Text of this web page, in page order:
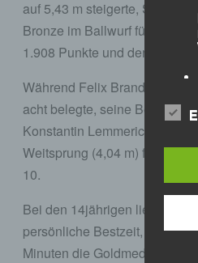
auf 5,43 m steigerte, Silber im
Bronze im Ballwurf für seine
1.908 Punkte und den ersten
Während Felix Brandl im
acht belegte, seine
Konstantin Lemmerich über
Weitsprung (4,04 m) freuen
10.
Bei den 14jährigen lief Tim
persönliche Bestzeit,
Minuten die Goldmedaille,